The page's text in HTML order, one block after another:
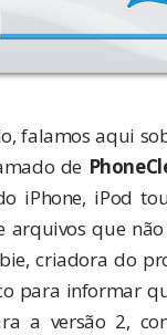
, falamos aqui
de
iPhone, iPod
arquivos que
criadora do
para informar
a versão 2,